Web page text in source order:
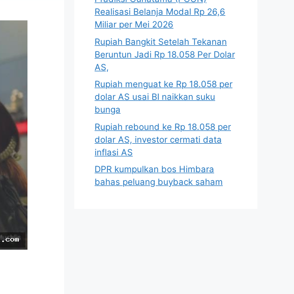
Realisasi Belanja Modal Rp 26,6
Miliar per Mei 2026
Rupiah Bangkit Setelah Tekanan
Beruntun Jadi Rp 18.058 Per Dolar
AS,
Rupiah menguat ke Rp 18.058 per
dolar AS usai BI naikkan suku
bunga
Rupiah rebound ke Rp 18.058 per
dolar AS, investor cermati data
inflasi AS
DPR kumpulkan bos Himbara
bahas peluang buyback saham